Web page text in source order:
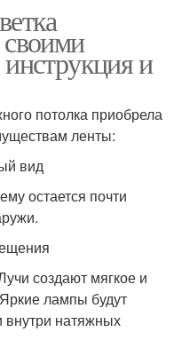
и
потолка приобрела
ленты:
вид
остается почти
создают мягкое и
лампы будут
внутри натяжных